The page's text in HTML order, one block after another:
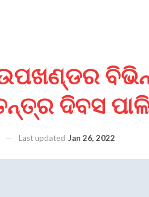
ଦିବସ
Last updated Jan 26, 2022